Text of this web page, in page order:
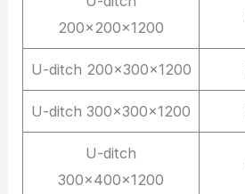
200x200x1200
U-ditch 200x300x1200
U-ditch 300x300x1200
U-ditch
300x400x1200